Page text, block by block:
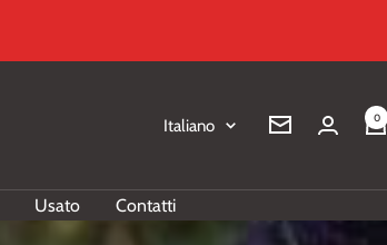
Lingua
Italiano Newsletter
0
Usato Contatti